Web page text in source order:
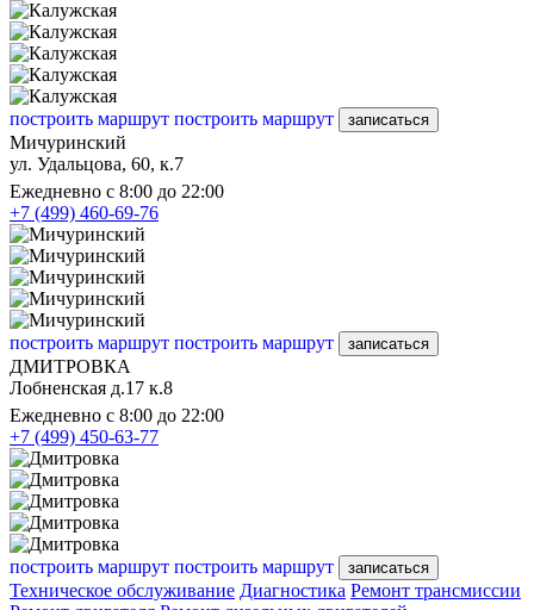
построить маршрут построить маршрут записаться
Мичуринский
ул. Удальцова, 60, к.7
Ежедневно с 8:00 до 22:00
+7 (499) 460-69-76
построить маршрут построить маршрут записаться
ДМИТРОВКА
Лобненская д.17 к.8
Ежедневно с 8:00 до 22:00
+7 (499) 450-63-77
построить маршрут построить маршрут записаться
Техническое обслуживание Диагностика Ремонт трансмиссии